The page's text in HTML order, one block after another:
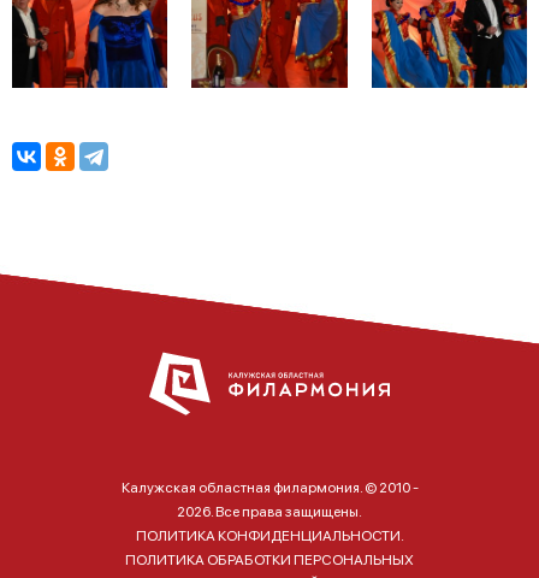
Калужская областная филармония. © 2010 -
2026. Все права защищены.
ПОЛИТИКА КОНФИДЕНЦИАЛЬНОСТИ.
ПОЛИТИКА ОБРАБОТКИ ПЕРСОНАЛЬНЫХ